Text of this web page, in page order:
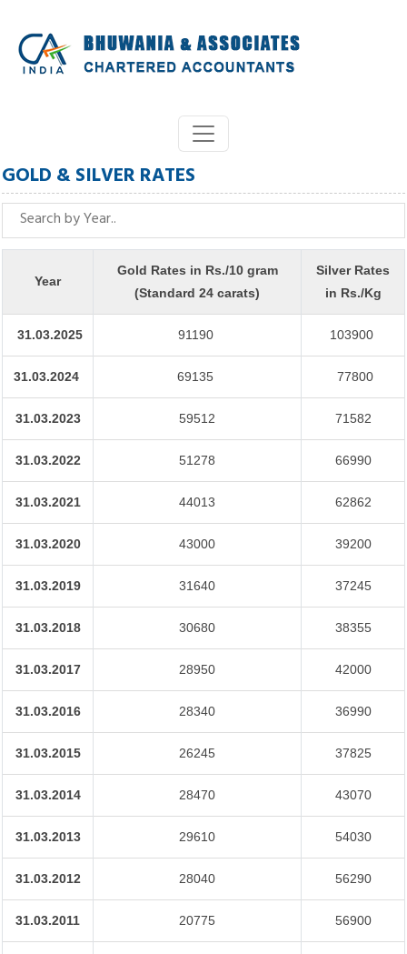
GOLD & SILVER RATES
Year
Gold Rates in Rs./10 gram
(Standard 24 carats)
Silver Rates
in Rs./Kg
31.03.2025 91190 103900
31.03.2024 69135 77800
31.03.2023 59512 71582
31.03.2022 51278 66990
31.03.2021 44013 62862
31.03.2020 43000 39200
31.03.2019 31640 37245
31.03.2018 30680 38355
31.03.2017 28950 42000
31.03.2016 28340 36990
31.03.2015 26245 37825
31.03.2014 28470 43070
31.03.2013 29610 54030
31.03.2012 28040 56290
31.03.2011 20775 56900